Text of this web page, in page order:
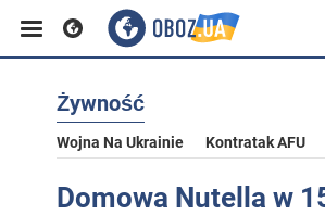
Żywność
Wojna Na Ukrainie Kontratak AFU
Domowa Nutella w